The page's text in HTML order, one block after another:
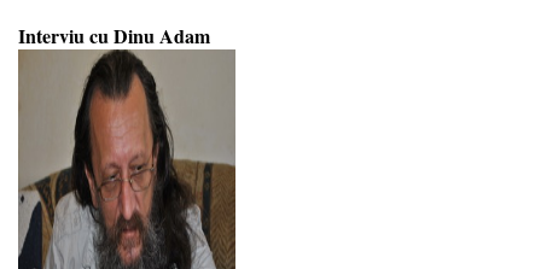
Interviu cu Dinu Adam